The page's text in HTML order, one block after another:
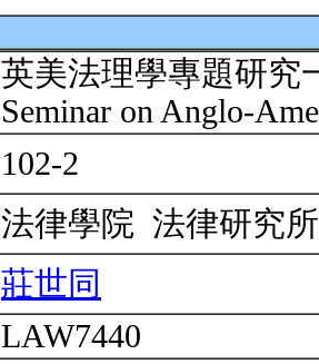
英美法理學專題研究
Seminar on Anglo-
102-2
法律學院 法律研究
莊世同
LAW7440